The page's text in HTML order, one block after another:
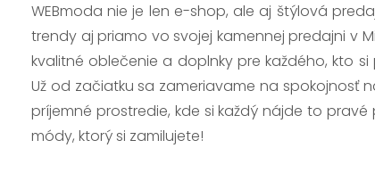
WEBmoda nie je len e-shop, ale aj štýlová
trendy aj priamo vo svojej kamennej predajni v
kvalitné oblečenie a doplnky pre každého, kto
Už od začiatku sa zameriavame na spokojnosť
príjemné prostredie, kde si každý nájde to
módy, ktorý si zamilujete!